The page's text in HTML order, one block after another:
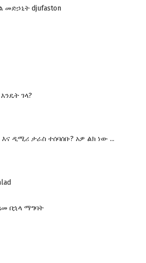
መድኃኒት djufaston
ገላ?
ዲሚሪ ታራስ ተሰባሰቡ? አዎ ልክ ነው ...
በኋላ ማግባት